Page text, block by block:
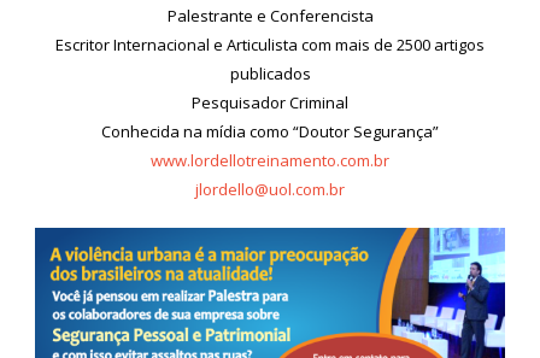
Palestrante e Conferencista
Escritor Internacional e Articulista com mais de 2500 artigos
publicados
Pesquisador Criminal
Conhecida na mídia como “Doutor Segurança”
www.lordellotreinamento.com.br
jlordello@uol.com.br